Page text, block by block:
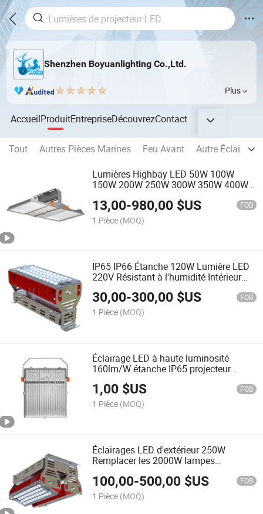
Shenzhen Boyuanlighting Co.,Ltd.
Plus
AccueilProduitEntrepriseDécouvrezContact
Tout Autres Pièces Marines Feu Avant
Autre Éclairage
Lumières Highbay LED 50W 100W
150W 200W 250W 300W 350W 400W
13,00-980,00 $US FOB
1 Pièce (MOQ)
IP65 IP66 Étanche 120W Lumière LED
220V Résistant à l'humidité Intérieur
Extérieur 5000K Lumière de projecteur
LED pour étables de vaches laitières
150lm/W Dali ou capteur de
mouvement 1-10V Dimmable
30,00-300,00 $US FOB
1 Pièce (MOQ)
Éclairage LED à haute luminosité
160lm/W étanche IP65 projecteur
extérieur 220V 6500K lampes de travail
100W 5 garantie de plusieurs années
pour solution d'éclairage industriel
1,00 $US FOB
1 Pièce (MOQ)
Éclairages LED d'extérieur 250W
Remplacer les 2000W lampes
lumineuse 145lm/W projecteur
100,00-500,00 $US FOB
1 Pièce (MOQ)